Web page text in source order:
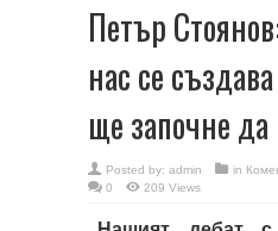
Петър
нас се
ще започне
Posted by: admin in
0
209 Views